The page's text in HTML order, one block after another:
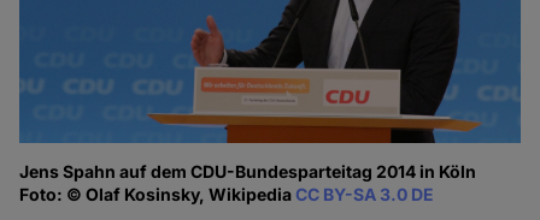
Jens Spahn auf dem CDU-Bundesparteitag 2014 in Köln
Foto: © Olaf Kosinsky, WikipediaCC BY-SA 3.0 DE